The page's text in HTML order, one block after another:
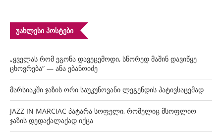
ᲣᲐᲮᲚᲔᲡᲘ ᲞᲝᲡᲢᲔᲑᲘ
„ყველას რომ ეგონა დავეცემოდი, სწორედ მაშინ დავიწყე
ცხოვრება“ — ანა ებანოიძე
მარსიაკში ჯაზის ორი საუკუნოვანი ლეგენდის პატივსაცემად
JAZZ IN MARCIAC პატარა სოფელი, რომელიც მსოფლიო
ჯაზის დედაქალაქად იქცა